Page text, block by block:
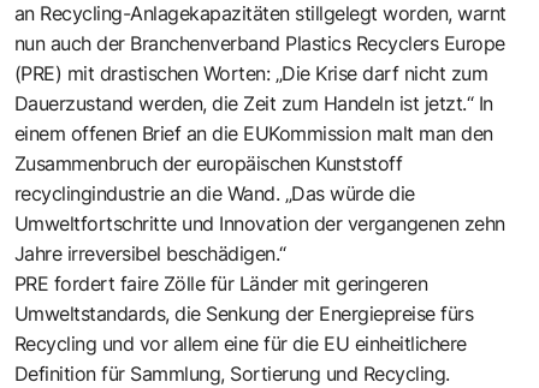
an Recycling-Anlagekapazitäten stillgelegt worden, warnt
nun auch der Branchenverband Plastics Recyclers Europe
(PRE) mit drastischen Worten: „Die Krise darf nicht zum
Dauerzustand werden, die Zeit zum Handeln ist jetzt.“ In
einem offenen Brief an die EUKommission malt man den
Zusammenbruch der europäischen Kunststoff
recyclingindustrie an die Wand. „Das würde die
Umweltfortschritte und Innovation der vergangenen zehn
Jahre irreversibel beschädigen.“
PRE fordert faire Zölle für Länder mit geringeren
Umweltstandards, die Senkung der Energiepreise fürs
Recycling und vor allem eine für die EU einheitlichere
Definition für Sammlung, Sortierung und Recycling.